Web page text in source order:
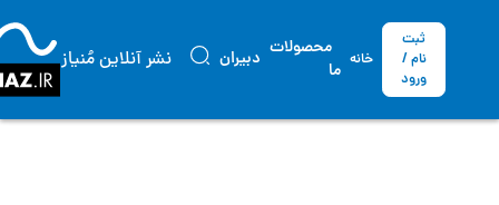
ثبت
نام /
ورود
خانه
محصولات
ما
دبیران نشر آنلاین مُنیاز